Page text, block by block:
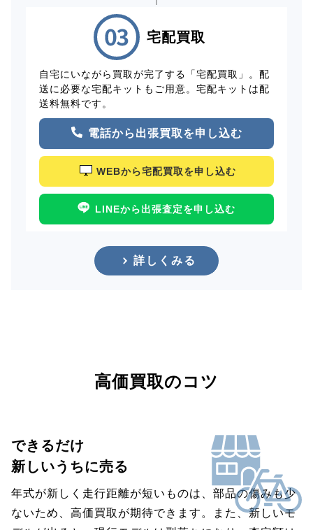
宅配買取
自宅にいながら買取が完了する「宅配買取」。配
送に必要な宅配キットもご用意。宅配キットは配
送料無料です。
電話から出張買取を申し込む
WEBから宅配買取を申し込む
LINEから出張査定を申し込む
詳しくみる
高価買取のコツ
できるだけ
新しいうちに売る
年式が新しく走行距離が短いものは、部品の傷みも少
ないため、高価買取が期待できます。また、新しいモ